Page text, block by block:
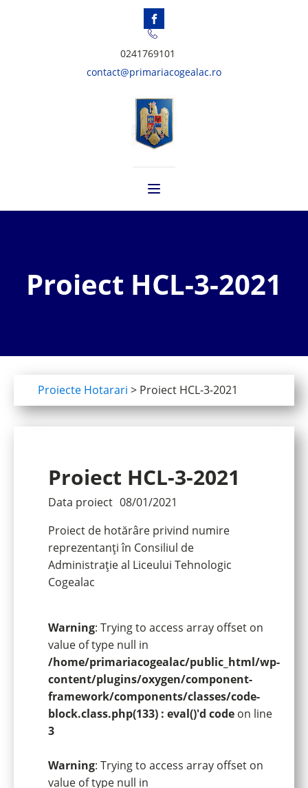
0241769101
contact@primariacogealac.ro
Proiect HCL-3-2021
Proiecte Hotarari > Proiect HCL-3-2021
Proiect HCL-3-2021
Data proiect 08/01/2021
Proiect de hotărâre privind numire
reprezentanți în Consiliul de
Administrație al Liceului Tehnologic
Cogealac
Warning: Trying to access array offset on
value of type null in
/home/primariacogealac/public_html/wp-
content/plugins/oxygen/component-
framework/components/classes/code-
block.class.php(133) : eval()'d code on line
3
Warning: Trying to access array offset on
value of type null in